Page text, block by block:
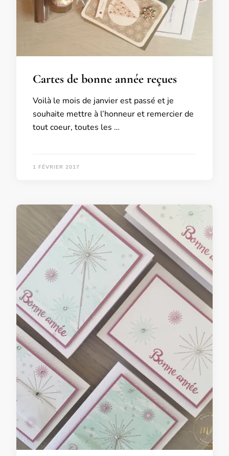
Cartes de bonne année reçues
Voilà le mois de janvier est passé et je
souhaite mettre à l’honneur et remercier de
tout coeur, toutes les …
1 FÉVRIER 2017